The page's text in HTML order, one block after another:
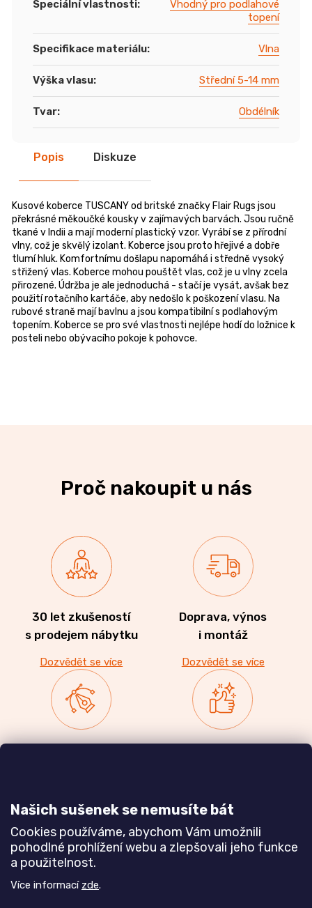
Našich sušenek se nemusíte bát
Cookies používáme, abychom Vám umožnili
pohodlné prohlížení webu a zlepšovali jeho funkce
a použitelnost.
Více informací zde.
Speciální vlastnosti:
Vhodný pro podlahové
topení
Specifikace materiálu: Vlna
Výška vlasu: Střední 5-14 mm
Tvar: Obdélník
Popis Diskuze
Kusové koberce TUSCANY od britské značky Flair Rugs jsou
překrásné měkoučké kousky v zajímavých barvách. Jsou ručně
tkané v Indii a mají moderní plastický vzor. Vyrábí se z přírodní
vlny, což je skvělý izolant. Koberce jsou proto hřejivé a dobře
tlumí hluk. Komfortnímu došlapu napomáhá i středně vysoký
střižený vlas. Koberce mohou pouštět vlas, což je u vlny zcela
přirozené. Údržba je ale jednoduchá - stačí je vysát, avšak bez
použití rotačního kartáče, aby nedošlo k poškození vlasu. Na
rubové straně mají bavlnu a jsou kompatibilní s podlahovým
topením. Koberce se pro své vlastnosti nejlépe hodí do ložnice k
posteli nebo obývacího pokoje k pohovce.
Proč nakoupit u nás
30 let zkušeností
s prodejem nábytku
Dozvědět se více
Doprava, výnos
i montáž
Dozvědět se více
Dozvědět se více Dozvědět se více